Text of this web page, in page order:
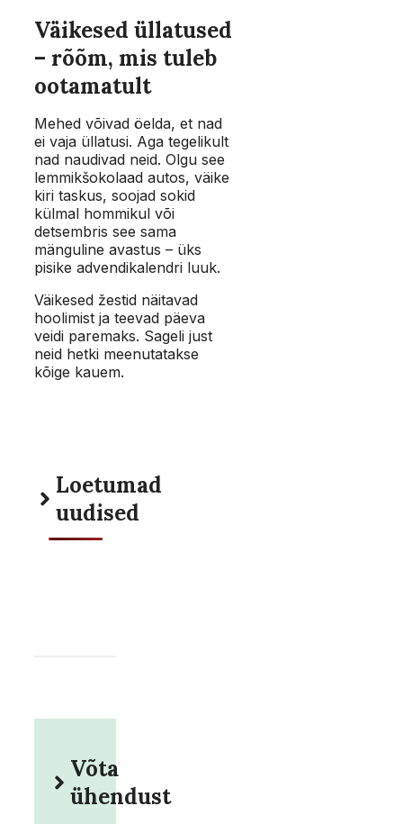
Väikesed üllatused
– rõõm, mis tuleb
ootamatult
Mehed võivad öelda, et nad
ei vaja üllatusi. Aga tegelikult
nad naudivad neid. Olgu see
lemmikšokolaad autos, väike
kiri taskus, soojad sokid
külmal hommikul või
detsembris see sama
mänguline avastus – üks
pisike advendikalendri luuk.
Väikesed žestid näitavad
hoolimist ja teevad päeva
veidi paremaks. Sageli just
neid hetki meenutatakse
kõige kauem.
Loetumad
uudised
Võta
ühendust